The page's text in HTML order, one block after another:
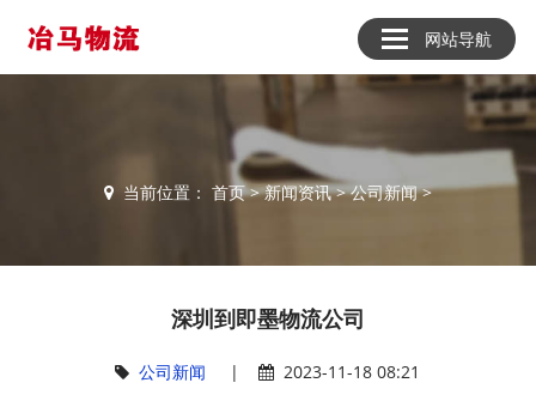
网站导航
当前位置： 首页>新闻资讯>公司新闻>
深圳到即墨物流公司
公司新闻 | 2023-11-18 08:21